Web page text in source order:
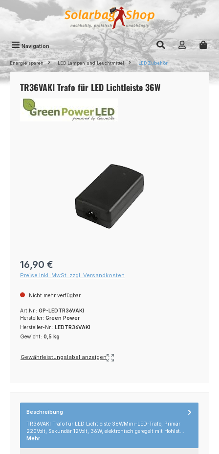
Zum Hauptinhalt springen
Navigation
Energie sparen LED Lampen und Leuchtmittel LED Zubehör
TR36VAKI Trafo für LED Lichtleiste 36W
Regulärer Preis:
16,90 €
Preise inkl. MwSt. zzgl. Versandkosten
Nicht mehr verfügbar
Art.Nr.: GP-LEDTR36VAKI
Hersteller: Green Power
Hersteller-Nr.: LEDTR36VAKI
Gewicht: 0,5 kg
Gewährleistungslabel anzeigen
Beschreibung
TR36VAKI Trafo für LED Lichtleiste 36WMini-LED-Trafo, Primär
220Volt, Sekundär 12Volt, 36W, elektronisch geregelt mit Hohlst…
Mehr